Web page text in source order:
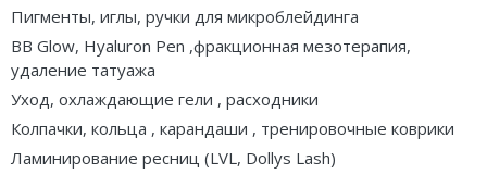
Пигменты, иглы, ручки для микроблейдинга
BB Glow, Hyaluron Pen ,фракционная мезотерапия,
удаление татуажа
Уход, охлаждающие гели , расходники
Колпачки, кольца , карандаши , тренировочные коврики
Ламинирование ресниц (LVL, Dollys Lash)